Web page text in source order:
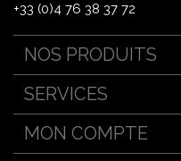
+33 (0)4 76 38 37 72
NOS PRODUITS
Packaging sur mesure
Support PLV personnalisé
PLV linéaire
SERVICES
Emballage sur-mesure
Bien choisir son étui
MON COMPTE